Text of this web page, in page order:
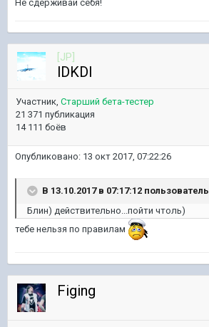
Не сдерживай себя!
[JP]
lDKDl
Участник, Старший бета-тестер
21 371 публикация
14 111 боёв
Опубликовано: 13 окт 2017, 07:22:26
В 13.10.2017 в 07:17:12 пользователь
Блин) действительно...пойти чтоль)
тебе нельзя по правилам
Figing